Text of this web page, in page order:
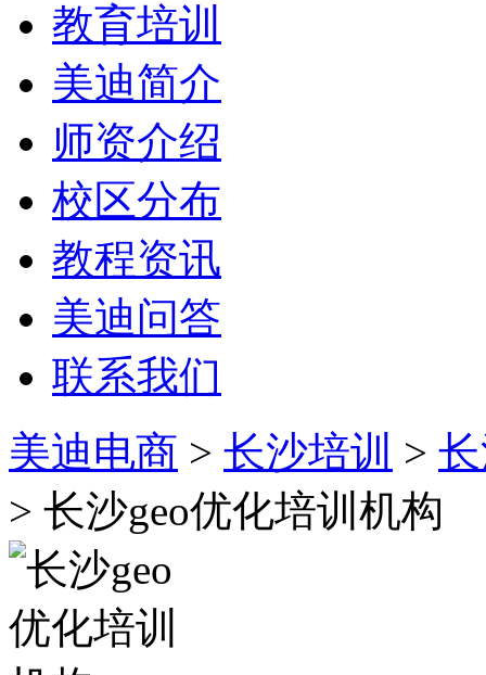
教育培训
美迪简介
师资介绍
校区分布
教程资讯
美迪问答
联系我们
美迪电商 > 长沙培训 >
> 长沙geo优化培训机构